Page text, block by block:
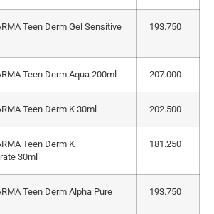
Teen Derm Gel Sensitive
193.750
Teen Derm Aqua 200ml 207.000
Teen Derm K 30ml 202.500
Teen Derm K
30ml
181.250
Teen Derm Alpha Pure
193.750